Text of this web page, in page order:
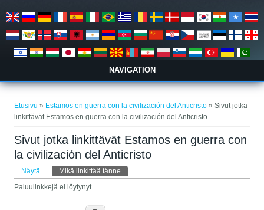
NAVIGATION
Etusivu » Estamos en guerra con la civilización del Anticristo » Sivut jotka
linkittävät Estamos en guerra con la civilización del Anticristo
Sivut jotka linkittävät Estamos en guerra con
la civilización del Anticristo
Ensisijaiset välilehdet
Näytä Mikä linkittää tänne
Paluulinkkejä ei löytynyt.